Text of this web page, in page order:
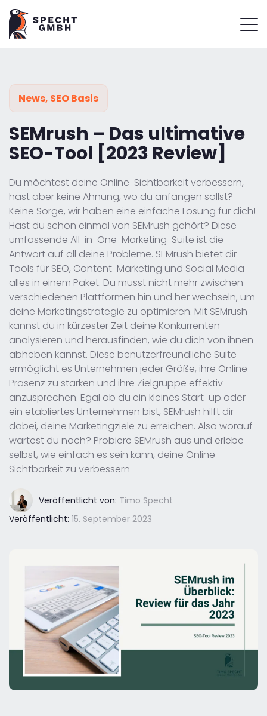
News, SEO Basis
SEMrush – Das ultimative
SEO-Tool [2023 Review]
Du möchtest deine Online-Sichtbarkeit verbessern,
hast aber keine Ahnung, wo du anfangen sollst?
Keine Sorge, wir haben eine einfache Lösung für dich!
Hast du schon einmal von SEMrush gehört? Diese
umfassende All-in-One-Marketing-Suite ist die
Antwort auf all deine Probleme. SEMrush bietet dir
Tools für SEO, Content-Marketing und Social Media –
alles in einem Paket. Du musst nicht mehr zwischen
verschiedenen Plattformen hin und her wechseln, um
deine Marketingstrategie zu optimieren. Mit SEMrush
kannst du in kürzester Zeit deine Konkurrenten
analysieren und herausfinden, wie du dich von ihnen
abheben kannst. Diese benutzerfreundliche Suite
ermöglicht es Unternehmen jeder Größe, ihre Online-
Präsenz zu stärken und ihre Zielgruppe effektiv
anzusprechen. Egal ob du ein kleines Start-up oder
ein etabliertes Unternehmen bist, SEMrush hilft dir
dabei, deine Marketingziele zu erreichen. Also worauf
wartest du noch? Probiere SEMrush aus und erlebe
selbst, wie einfach es sein kann, deine Online-
Sichtbarkeit zu verbessern
Veröffentlicht von: Timo Specht
Veröffentlicht: 15. September 2023